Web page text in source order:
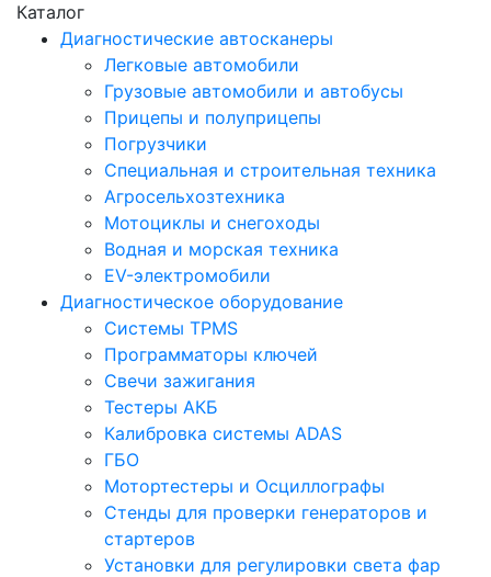
Каталог
Диагностические автосканеры
Легковые автомобили
Грузовые автомобили и автобусы
Прицепы и полуприцепы
Погрузчики
Специальная и строительная техника
Агросельхозтехника
Мотоциклы и снегоходы
Водная и морская техника
EV-электромобили
Диагностическое оборудование
Системы TPMS
Программаторы ключей
Свечи зажигания
Тестеры АКБ
Калибровка системы ADAS
ГБО
Мотортестеры и Осциллографы
Стенды для проверки генераторов и
стартеров
Установки для регулировки света фар